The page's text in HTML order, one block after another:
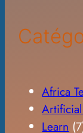
Africa
Learn